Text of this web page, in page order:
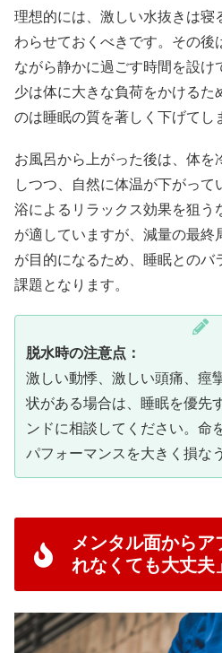
理想的には、激しい水抜きは寝
わらせておくべきです。その後
ながら静かに過ごす時間を設け
少は体に大きな負荷をかけるた
のは睡眠の質を著しく下げてし
お風呂から上がった後は、体を
しつつ、自然に体温が下がって
浴によるリラックス効果を狙う
が適していますが、減量の最終
が目的になるため、睡眠とのバ
課題となります。
脱水時の注意点：
激しい動悸、激しい頭痛、痙
状がある場合は、睡眠を優先
ンドに相談してください。命
パフォーマンスを大きく損な
メンタル面から
れなくても大丈夫